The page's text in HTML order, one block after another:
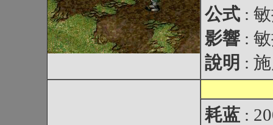
公式 :
影響 :
說明 :
耗蓝 :